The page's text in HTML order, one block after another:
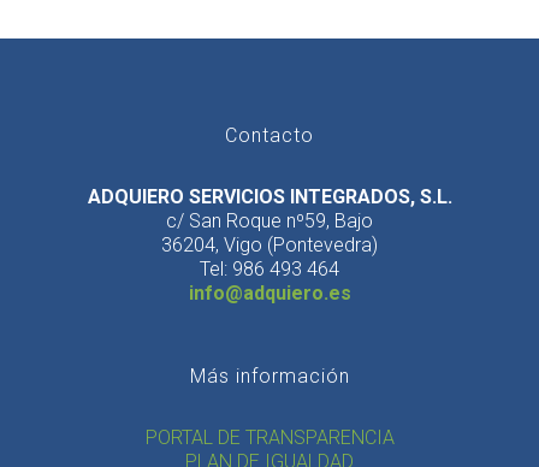
Contacto
ADQUIERO SERVICIOS INTEGRADOS, S.L.
c/ San Roque nº59, Bajo
36204, Vigo (Pontevedra)
Tel: 986 493 464
info@adquiero.es
Más información
PORTAL DE TRANSPARENCIA
PLAN DE IGUALDAD